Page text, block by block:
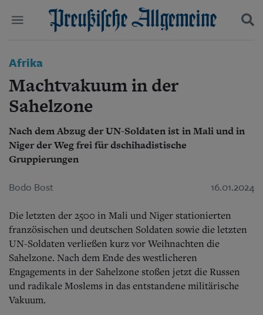
Start
Wer wir sind
Aktuelle Ausgabe
Abonnenten-Login
Abonnent werden
Wirtschaft
Leben
Geschichte
Ostpreußen
Bücher
Suchen und finden
Afrika
Machtvakuum in der
Sahelzone
Nach dem Abzug der UN-Soldaten ist in Mali und in
Niger der Weg frei für dschihadistische
Gruppierungen
Bodo Bost 16.01.2024
Die letzten der 2500 in Mali und Niger stationierten
französischen und deutschen Soldaten sowie die letzten
UN-Soldaten verließen kurz vor Weihnachten die
Sahelzone. Nach dem Ende des westlicheren
Engagements in der Sahelzone stoßen jetzt die Russen
und radikale Moslems in das entstandene militärische
Vakuum.